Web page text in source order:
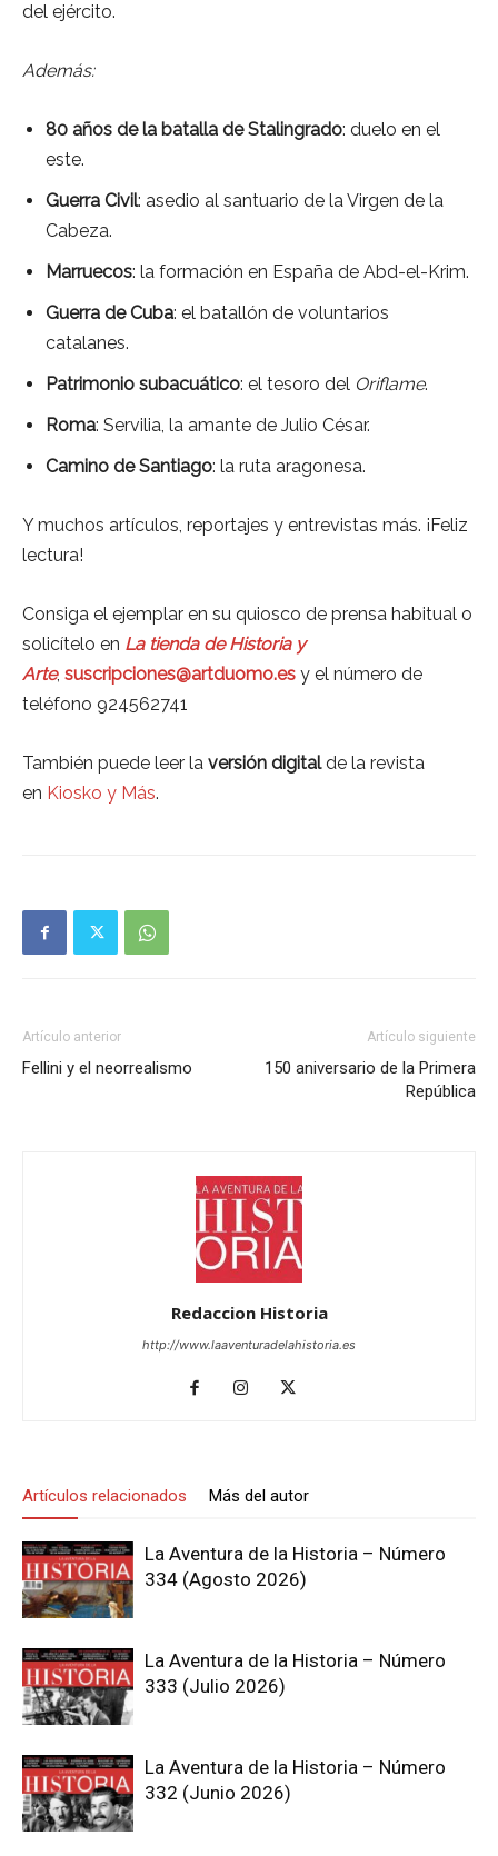
del ejército.
Además:
80 años de la batalla de Stalingrado: duelo en el
este.
Guerra Civil: asedio al santuario de la Virgen de la
Cabeza.
Marruecos: la formación en España de Abd-el-Krim.
Guerra de Cuba: el batallón de voluntarios
catalanes.
Patrimonio subacuático: el tesoro del Oriflame.
Roma: Servilia, la amante de Julio César.
Camino de Santiago: la ruta aragonesa.
Y muchos artículos, reportajes y entrevistas más. ¡Feliz
lectura!
Consiga el ejemplar en su quiosco de prensa habitual o
solicítelo en La tienda de Historia y
Arte, suscripciones@artduomo.es y el número de
teléfono 924562741
También puede leer la versión digitalde la revista
en Kiosko y Más.
Artículo anterior
Fellini y el neorrealismo
Artículo siguiente
150 aniversario de la Primera
República
Redaccion Historia
http://www.laaventuradelahistoria.es
Artículos relacionados Más del autor
La Aventura de la Historia – Número
334 (Agosto 2026)
La Aventura de la Historia – Número
333 (Julio 2026)
La Aventura de la Historia – Número
332 (Junio 2026)